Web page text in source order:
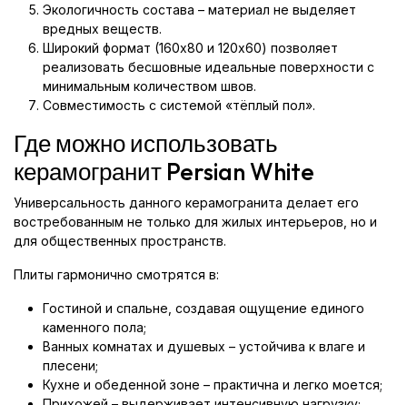
Экологичность состава – материал не выделяет
вредных веществ.
Широкий формат (160x80 и 120x60) позволяет
реализовать бесшовные идеальные поверхности с
минимальным количеством швов.
Совместимость с системой «тёплый пол».
Где можно использовать
керамогранит Persian White
Универсальность данного керамогранита делает его
востребованным не только для жилых интерьеров, но и
для общественных пространств.
Плиты гармонично смотрятся в:
Гостиной и спальне, создавая ощущение единого
каменного пола;
Ванных комнатах и душевых – устойчива к влаге и
плесени;
Кухне и обеденной зоне – практична и легко моется;